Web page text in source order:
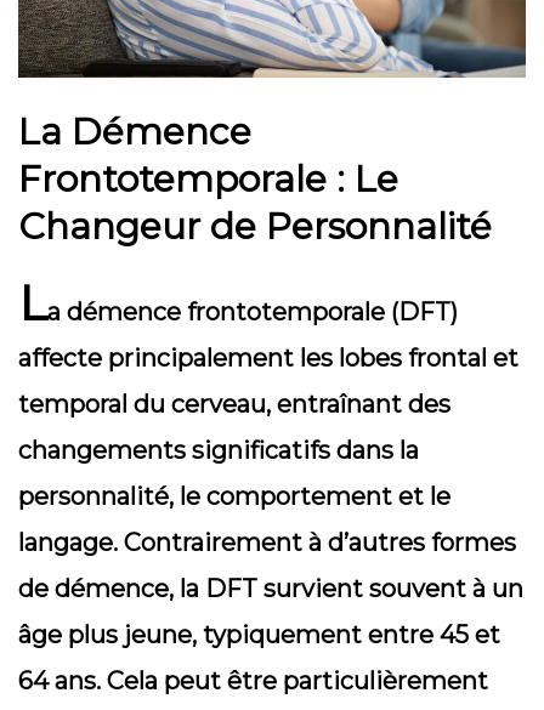
La Démence
Frontotemporale : Le
Changeur de Personnalité
La démence frontotemporale (DFT)
affecte principalement les lobes frontal et
temporal du cerveau, entraînant des
changements significatifs dans la
personnalité, le comportement et le
langage. Contrairement à d’autres formes
de démence, la DFT survient souvent à un
âge plus jeune, typiquement entre 45 et
64 ans. Cela peut être particulièrement